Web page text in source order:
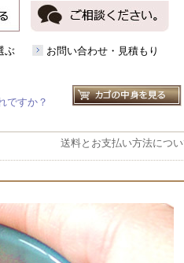
ぶ お問い合わせ・見積もり
ですか？
送料とお支払い方法につ